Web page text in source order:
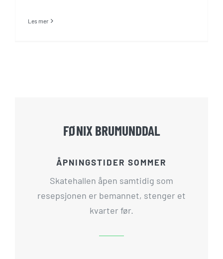
Les mer
FØNIX BRUMUNDDAL
ÅPNINGSTIDER SOMMER
Skatehallen åpen samtidig som
resepsjonen er bemannet, stenger et
kvarter før.